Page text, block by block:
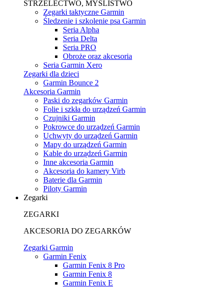
STRZELECTWO, MYŚLISTWO
Zegarki taktyczne Garmin
Śledzenie i szkolenie psa Garmin
Seria Alpha
Seria Delta
Seria PRO
Obroże oraz akcesoria
Seria Garmin Xero
Zegarki dla dzieci
Garmin Bounce 2
Akcesoria Garmin
Paski do zegarków Garmin
Folie i szkła do urządzeń Garmin
Czujniki Garmin
Pokrowce do urządzeń Garmin
Uchwyty do urządzeń Garmin
Mapy do urządzeń Garmin
Kable do urządzeń Garmin
Inne akcesoria Garmin
Akcesoria do kamery Virb
Baterie dla Garmin
Piloty Garmin
Zegarki
ZEGARKI
AKCESORIA DO ZEGARKÓW
Zegarki Garmin
Garmin Fenix
Garmin Fenix 8 Pro
Garmin Fenix 8
Garmin Fenix E